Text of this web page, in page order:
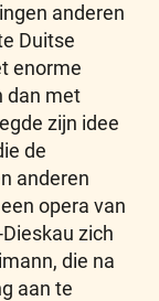
anderen
Duitse
enorme
dan met
zijn idee
de
anderen
opera van
zich
die na
aan te